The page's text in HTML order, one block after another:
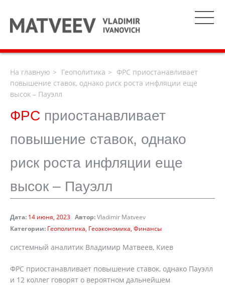
На главную Геополитика
ФРС приостанавливает
повышение ставок, однако риск роста инфляции еще
высок – Пауэлл
ФРС приостанавливает
повышение ставок, однако
риск роста инфляции еще
высок – Пауэлл
Дата: 14 июня, 2023 Автор:Vladimir Matveev
Категории: Геополитика Геоэкономика Финансы
системный аналитик Владимир Матвеев, Киев
ФРС приостанавливает повышение ставок, однако Пауэлл
и 12 коллег говорят о вероятном дальнейшем